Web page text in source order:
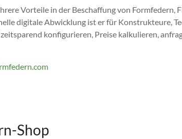
Vorteile in der Beschaffung von Formfedern,
digitale Abwicklung ist er für Konstrukteure,
konfigurieren, Preise kalkulieren,
Shop